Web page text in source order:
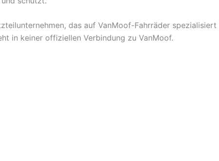
das auf VanMoof-Fahrräder
in keiner offiziellen Verbindung zu VanMoof.